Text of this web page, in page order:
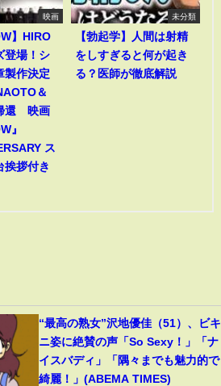
映画
】HIRO
登場！シ
製作決定
＆
還 映画
』
ス
挨拶付き
未分類
【勃起学】人間は射精
をしすぎると何が起き
る？医師が徹底解説
“最高の熟女”沢地優佳（51）、ビキ
ニ姿に絶賛の声「So Sexy！」「ナ
イスバディ」「隅々までも魅力的で
綺麗！」(ABEMA TIMES)